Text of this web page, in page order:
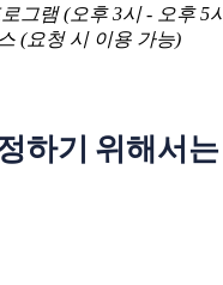
그램 (오후 3시 - 오후 5
(요청 시 이용 가능)
하기 위해서